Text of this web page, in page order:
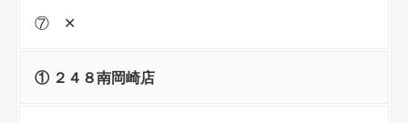
⑦ ✕
① ２４８南岡崎店